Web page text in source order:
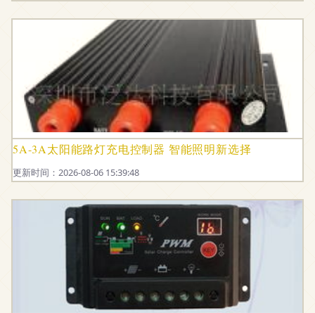
5A-3A太阳能路灯充电控制器 智能照明新选择
更新时间：2026-08-06 15:39:48